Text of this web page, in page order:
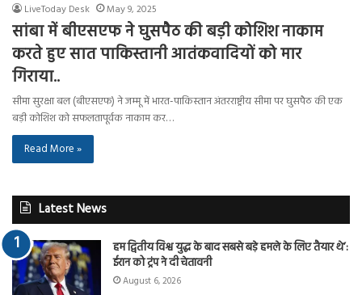
LiveToday Desk May 9, 2025
सांबा में बीएसएफ ने घुसपैठ की बड़ी कोशिश नाकाम
करते हुए सात पाकिस्तानी आतंकवादियों को मार
गिराया..
सीमा सुरक्षा बल (बीएसएफ) ने जम्मू में भारत-पाकिस्तान अंतरराष्ट्रीय सीमा पर घुसपैठ की एक
बड़ी कोशिश को सफलतापूर्वक नाकाम कर…
Read More »
Latest News
हम द्वितीय विश्व युद्ध के बाद सबसे बड़े हमले के लिए तैयार थे’:
ईरान को ट्रंप ने दी चेतावनी
August 6, 2026